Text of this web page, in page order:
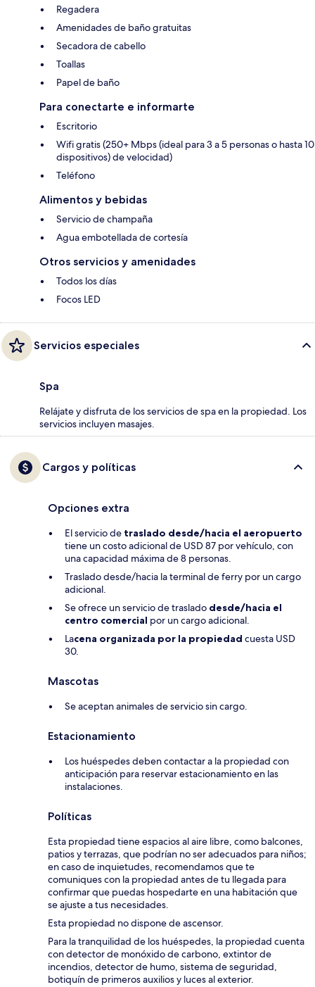
Regadera
Amenidades de baño gratuitas
Secadora de cabello
Toallas
Papel de baño
Para conectarte e informarte
Escritorio
Wifi gratis (250+ Mbps (ideal para 3 a 5 personas o hasta 10
dispositivos) de velocidad)
Teléfono
Alimentos y bebidas
Servicio de champaña
Agua embotellada de cortesía
Otros servicios y amenidades
Todos los días
Focos LED
Servicios especiales
Spa
Relájate y disfruta de los servicios de spa en la propiedad. Los
servicios incluyen masajes.
Cargos y políticas
Opciones extra
El servicio de traslado desde/hacia el aeropuerto
tiene un costo adicional de USD 87 por vehículo, con
una capacidad máxima de 8 personas.
Traslado desde/hacia la terminal de ferry por un cargo
adicional.
Se ofrece un servicio de traslado desde/hacia el
centro comercial por un cargo adicional.
Lacena organizada por la propiedad cuesta USD
30.
Mascotas
Se aceptan animales de servicio sin cargo.
Estacionamiento
Los huéspedes deben contactar a la propiedad con
anticipación para reservar estacionamiento en las
instalaciones.
Políticas
Esta propiedad tiene espacios al aire libre, como balcones,
patios y terrazas, que podrían no ser adecuados para niños;
en caso de inquietudes, recomendamos que te
comuniques con la propiedad antes de tu llegada para
confirmar que puedas hospedarte en una habitación que
se ajuste a tus necesidades.
Esta propiedad no dispone de ascensor.
Para la tranquilidad de los huéspedes, la propiedad cuenta
con detector de monóxido de carbono, extintor de
incendios, detector de humo, sistema de seguridad,
botiquín de primeros auxilios y luces al exterior.